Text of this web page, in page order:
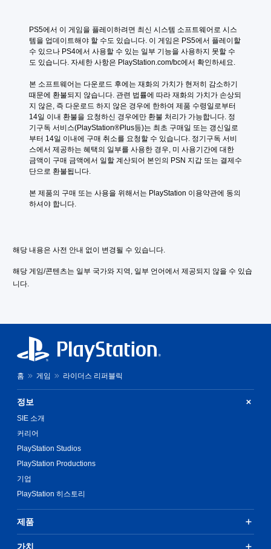
PS5에서 이 게임을 플레이하려면 최신 시스템 소프트웨어로 시스
템을 업데이트해야 할 수도 있습니다. 이 게임은 PS5에서 플레이할
수 있으나 PS4에서 사용할 수 있는 일부 기능을 사용하지 못할 수
도 있습니다. 자세한 사항은 PlayStation.com/bc에서 확인하세요.
본 소프트웨어는 다운로드 후에는 재화의 가치가 현저히 감소하기
때문에 환불되지 않습니다. 관련 법률에 따라 재화의 가치가 손상되
지 않은, 즉 다운로드 하지 않은 경우에 한하여 제품 수령일로부터
14일 이내 환불을 요청하신 경우에만 환불 처리가 가능합니다. 정
기구독 서비스(PlayStation®Plus등)는 최초 구매일 또는 갱신일로
부터 14일 이내에 구매 취소를 요청할 수 있습니다. 정기구독 서비
스에서 제공하는 혜택의 일부를 사용한 경우, 미 사용기간에 대한
금액이 구매 금액에서 일할 계산되어 본인의 PSN 지갑 또는 결제수
단으로 환불됩니다.
본 제품의 구매 또는 사용을 위해서는 PlayStation 이용약관에 동의
하셔야 합니다.
해당 내용은 사전 안내 없이 변경될 수 있습니다.
해당 게임/콘텐츠는 일부 국가와 지역, 일부 언어에서 제공되지 않을 수 있습
니다.
홈 게임 라이더스 리퍼블릭
정보
SIE 소개
커리어
PlayStation Studios
PlayStation Productions
기업
PlayStation 히스토리
제품
가치